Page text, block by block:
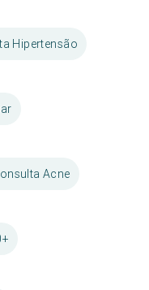
Hipertensão
Acne